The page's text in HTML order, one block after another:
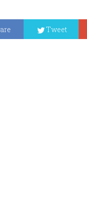
Tweet